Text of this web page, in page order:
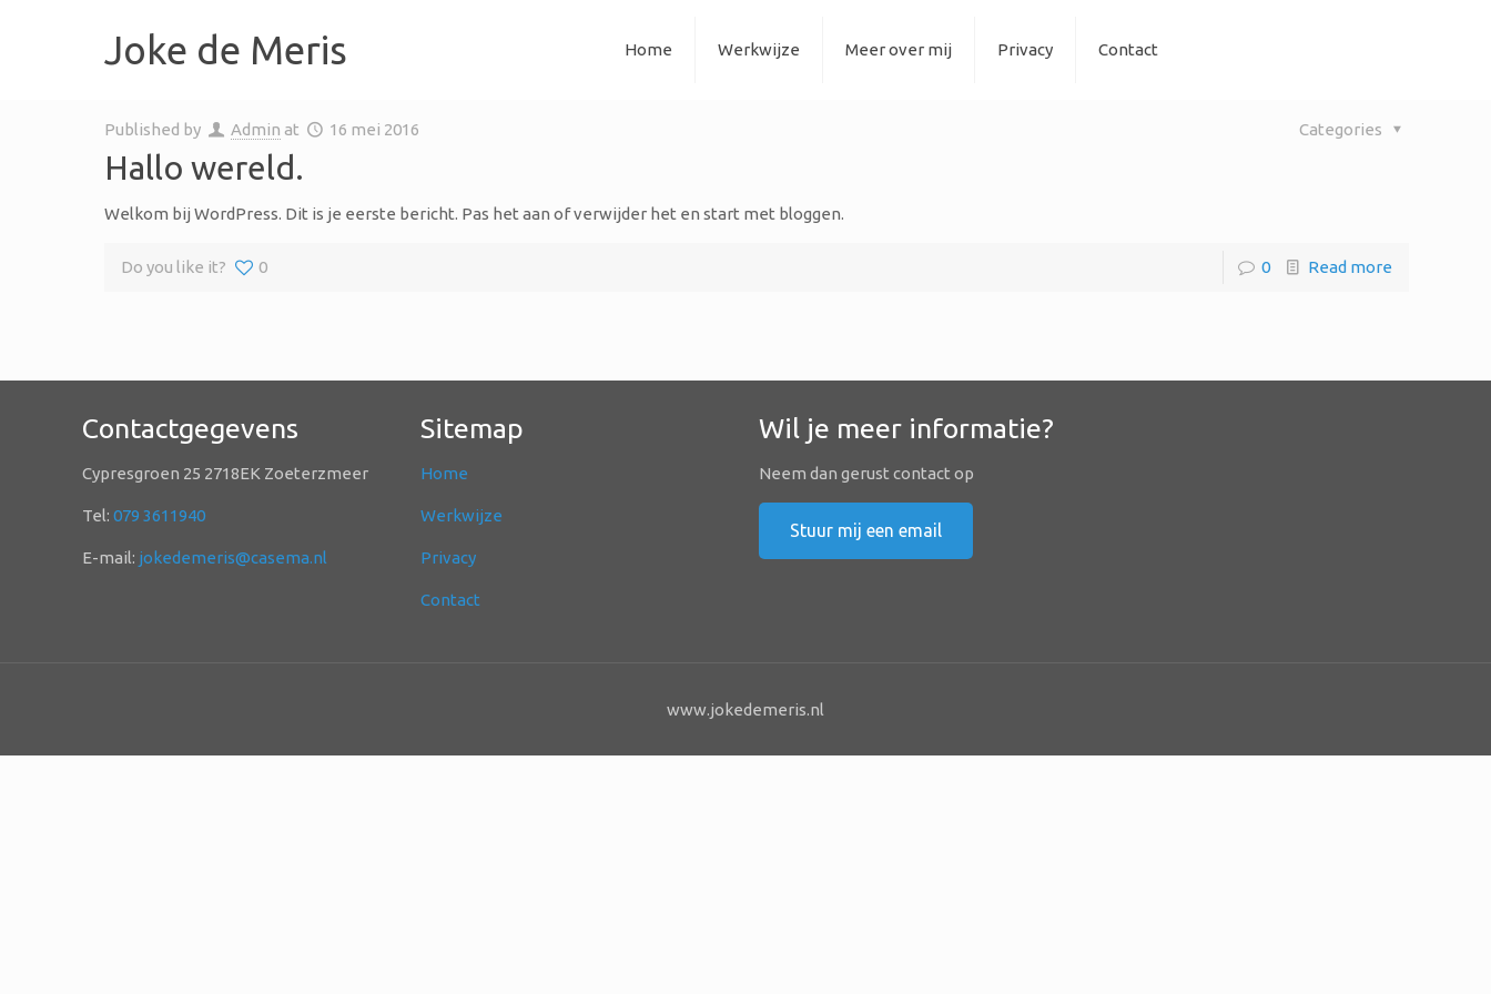
Joke de Meris Home Werkwijze Meer over mij Privacy Contact
Published by Admin at 16 mei 2016 Categories
Hallo wereld.
Welkom bij WordPress. Dit is je eerste bericht. Pas het aan of verwijder het en start met bloggen.
Do you like it? 0 0 Read more
Contactgegevens
Cypresgroen 25 2718EK Zoeterzmeer
Tel:079 3611940
E-mail: jokedemeris@casema.nl
Sitemap
Home
Werkwijze
Privacy
Contact
Wil je meer informatie?
Neem dan gerust contact op
Stuur mij een email
www.jokedemeris.nl